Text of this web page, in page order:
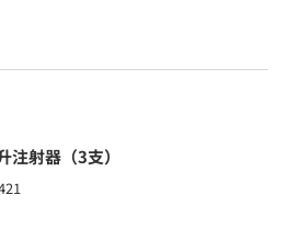
注射器（3支）